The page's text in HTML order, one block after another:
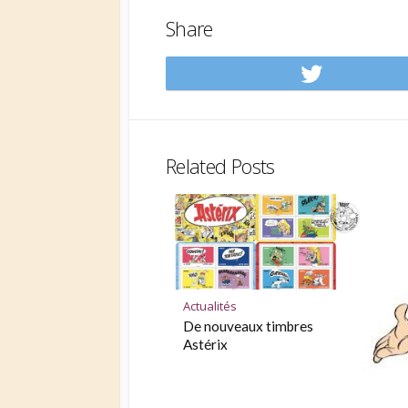
Share
Share
on
Related Posts
Actualités
De nouveaux timbres
Astérix